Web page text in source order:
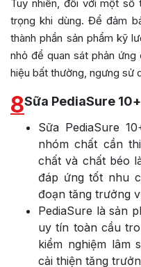
Tuy nhiên, đối với một
trọng khi dùng. Để đảm
thành phần sản phẩm kỹ
nhỏ để quan sát phản
hiệu bất thường, ngưng sử
8Sữa PediaSure
Sữa PediaSure
nhóm chất cần
chất và chất béo
đáp ứng tốt nhu
đoạn tăng trưởng
PediaSure là sản
uy tín toàn cầu
kiểm nghiệm lâm
cải thiện tăng